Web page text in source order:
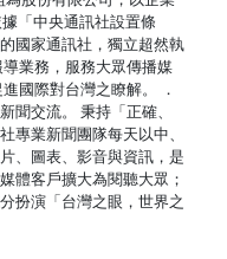
「中央通訊社設置條
國家通訊社，獨立超然執
業務，服務大眾傳播媒
國際對台灣之瞭解。 ．
聞交流。 秉持「正確、
專業新聞團隊每天以中、
、圖表、影音與資訊，是
體客戶擴大為閱聽大眾；
扮演「台灣之眼，世界之